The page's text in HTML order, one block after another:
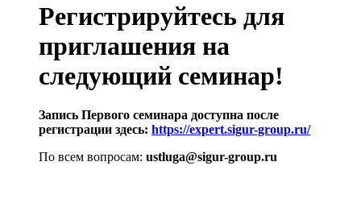
Регистрируйтесь для
приглашения на
следующий семинар!
Запись Первого семинара доступна после
регистрации здесь: https://expert.sigur-group.ru/
По всем вопросам: ustluga@sigur-group.ru